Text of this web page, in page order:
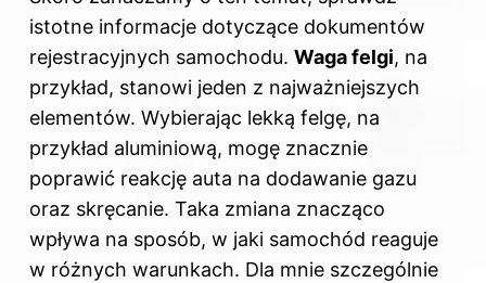
istotne informacje dotyczące dokumentów
rejestracyjnych samochodu. Waga felgi, na
przykład, stanowi jeden z najważniejszych
elementów. Wybierając lekką felgę, na
przykład aluminiową, mogę znacznie
poprawić reakcję auta na dodawanie gazu
oraz skręcanie. Taka zmiana znacząco
wpływa na sposób, w jaki samochód reaguje
w różnych warunkach. Dla mnie szczególnie